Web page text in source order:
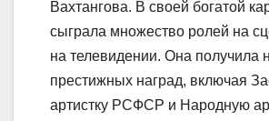
Вахтангова. В своей богатой
сыграла множество ролей на
на телевидении. Она получила
престижных наград, включая
артистку РСФСР и Народную